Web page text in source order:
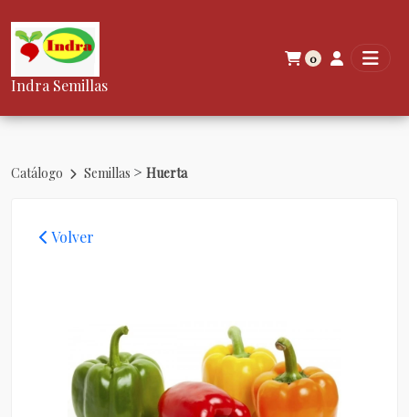
Indra Semillas
0
Catálogo Semillas > Huerta
Volver